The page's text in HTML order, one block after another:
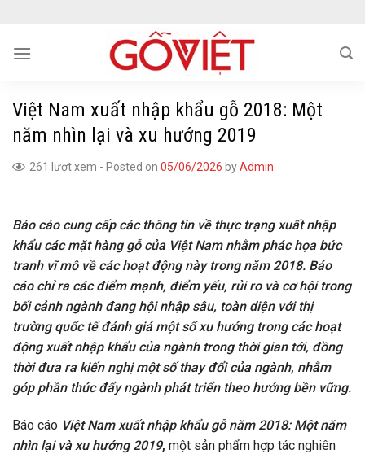
content
Việt Nam xuất nhập khẩu gỗ 2018: Một
năm nhìn lại và xu hướng 2019
261 lượt xem - Posted on 05/06/2026 byAdmin
Báo cáo cung cấp các thông tin về thực trạng xuất nhập
khẩu các mặt hàng gỗ của Việt Nam nhằm phác họa bức
tranh vĩ mô về các hoạt động này trong năm 2018. Báo
cáo chỉ ra các điểm mạnh, điểm yếu, rủi ro và cơ hội trong
bối cảnh ngành đang hội nhập sâu, toàn diện với thị
trường quốc tế đánh giá một số xu hướng trong các hoạt
động xuất nhập khẩu của ngành trong thời gian tới, đồng
thời đưa ra kiến nghị một số thay đổi của ngành, nhằm
góp phần thúc đẩy ngành phát triển theo hướng bền vững.
Báo cáo Việt Nam xuất nhập khẩu gỗ năm 2018: Một năm
nhìn lại và xu hướng 2019, một sản phẩm hợp tác nghiên